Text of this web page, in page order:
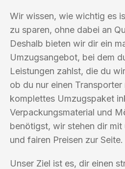
Wir wissen, wie wichtig es
zu sparen, ohne dabei an
Deshalb bieten wir dir ein
Umzugsangebot, bei dem
Leistungen zahlst, die du
ob du nur einen
komplettes Umzugspaket
Verpackungsmaterial und
benötigst, wir stehen dir mit
und fairen Preisen zur Seite.
Unser Ziel ist es, dir einen